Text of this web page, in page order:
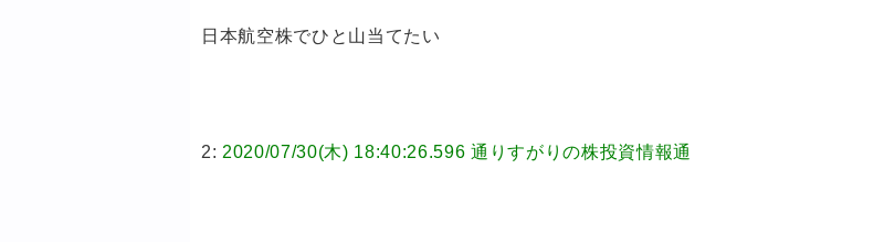
日本航空株でひと山当てたい
2: 2020/07/30(木) 18:40:26.596 通りすがりの株投資情報通